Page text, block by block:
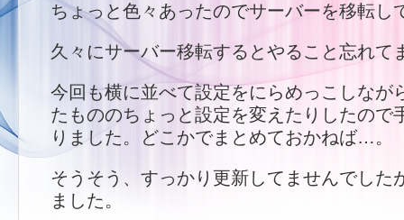
ちょっと色々あったのでサーバーを移転し
久々にサーバー移転するとやること忘れて
今回も横に並べて設定をにらめっこしなが
たもののちょっと設定を変えたりしたので
りました。どこかでまとめておかねば…。
そうそう、すっかり更新してませんでした
ました。